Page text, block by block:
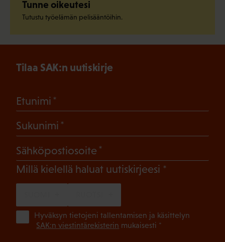
Tunne oikeutesi
Tutustu työelämän pelisääntöihin.
Tilaa SAK:n uutiskirje
Etunimi
Sukunimi
Sähköpostiosoite
Millä kielellä haluat uutiskirjeesi (Pakollinen)
Hyväksyn tietojeni tallentamisen ja käsittelyn
SAK:n viestintärekisterin mukaisesti *